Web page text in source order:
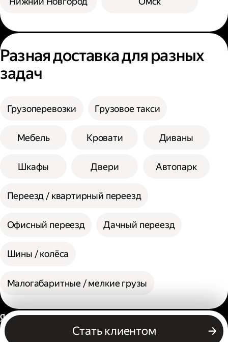
Разная доставка для разных
задач
Грузоперевозки Грузовое такси
Мебель Кровати Диваны
Шкафы Двери Автопарк
Переезд / квартирный переезд
Офисный переезд Дачный переезд
Шины / колёса
Малогабаритные / мелкие грузы
Стать клиентом
Россия